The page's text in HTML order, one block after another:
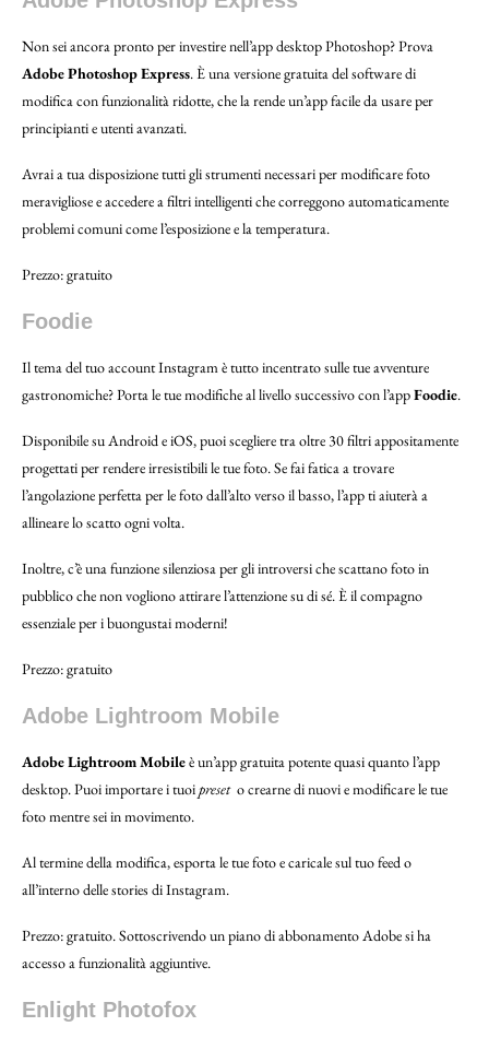
Non sei ancora pronto per investire nell’app desktop Photoshop? Prova
Adobe Photoshop Express. È una versione gratuita del software di
modifica con funzionalità ridotte, che la rende un’app facile da usare per
principianti e utenti avanzati.
Avrai a tua disposizione tutti gli strumenti necessari per modificare foto
meravigliose e accedere a filtri intelligenti che correggono automaticamente
problemi comuni come l’esposizione e la temperatura.
Prezzo: gratuito
Foodie
Il tema del tuo account Instagram è tutto incentrato sulle tue avventure
gastronomiche? Porta le tue modifiche al livello successivo con l’appFoodie.
Disponibile su Android e iOS, puoi scegliere tra oltre 30 filtri appositamente
progettati per rendere irresistibili le tue foto. Se fai fatica a trovare
l’angolazione perfetta per le foto dall’alto verso il basso, l’app ti aiuterà a
allineare lo scatto ogni volta.
Inoltre, c’è una funzione silenziosa per gli introversi che scattano foto in
pubblico che non vogliono attirare l’attenzione su di sé. È il compagno
essenziale per i buongustai moderni!
Prezzo: gratuito
Adobe Lightroom Mobile
Adobe Lightroom Mobileè un’app gratuita potente quasi quanto l’app
desktop. Puoi importare i tuoipreseto crearne di nuovi e modificare le tue
foto mentre sei in movimento.
Al termine della modifica, esporta le tue foto e caricale sul tuo feed o
all’interno delle stories di Instagram.
Prezzo: gratuito. Sottoscrivendo un piano di abbonamento Adobe si ha
accesso a funzionalità aggiuntive.
Enlight Photofox